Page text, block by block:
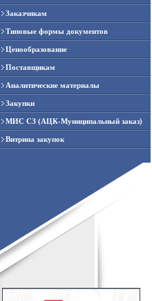
Заказчикам
Типовые формы документов
Ценообразование
Поставщикам
Аналитические материалы
Закупки
МИС СЗ (АЦК-Муниципальный заказ)
Витрина закупок